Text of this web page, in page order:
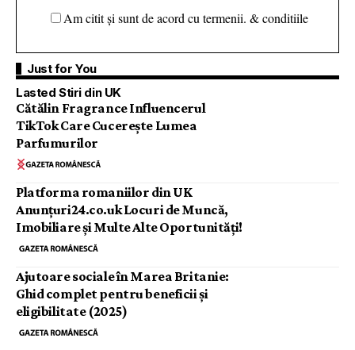
Am citit și sunt de acord cu termenii. & conditiile
Just for You
Lasted Stiri din UK
Cătălin Fragrance Influencerul
TikTok Care Cucerește Lumea
Parfumurilor
Platforma romaniilor din UK
Anunțuri24.co.uk Locuri de Muncă,
Imobiliare și Multe Alte Oportunități!
Ajutoare sociale în Marea Britanie:
Ghid complet pentru beneficii și
eligibilitate (2025)